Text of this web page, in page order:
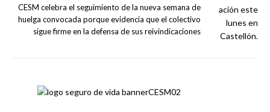
CESM celebra el seguimiento de la nueva semana de
huelga convocada porque evidencia que el colectivo
sigue firme en la defensa de sus reivindicaciones